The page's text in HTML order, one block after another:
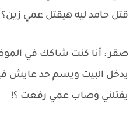
قتل حامد ليه هيقتل عمي زين؟
صقر : أنا كنت شاكك في
يدخل البيت ويسم حد عايش
يقتلني وصاب عمي رفعت ؟!